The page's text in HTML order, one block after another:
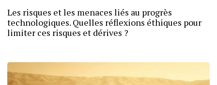
Les risques et les menaces liés au progrès
technologiques. Quelles réflexions éthiques pour
limiter ces risques et dérives ?